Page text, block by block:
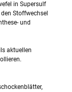
in Supersulf
Stoffwechsel
und
aktuellen